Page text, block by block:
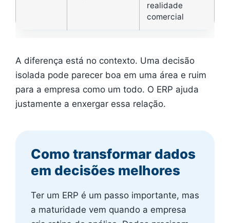
realidade
comercial
A diferença está no contexto. Uma decisão
isolada pode parecer boa em uma área e ruim
para a empresa como um todo. O ERP ajuda
justamente a enxergar essa relação.
Como transformar dados
em decisões melhores
Ter um ERP é um passo importante, mas
a maturidade vem quando a empresa